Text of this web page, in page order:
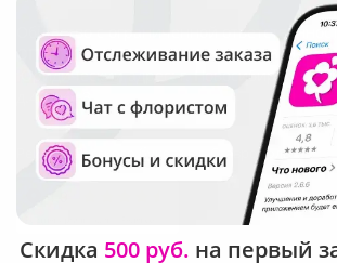
Общество с ограниченной
ОГРН: 1195476081745, ИНН: 5410081997
Юридический адрес: г. Новосибирск, ул.
д.42, оф. 3
Рейтинг Русского букета в г. Ставрополь
Скидка 500 руб. на первый